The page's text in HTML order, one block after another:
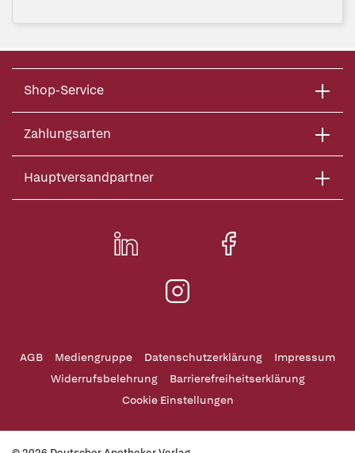
Shop-Service
Zahlungsarten
Hauptversandpartner
AGB Mediengruppe Datenschutzerklärung
Impressum
Widerrufsbelehrung
Barrierefreiheitserklärung
Cookie Einstellungen